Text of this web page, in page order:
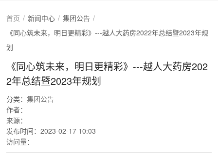
首页 / 新闻中心 / 集团公告 /
《同心筑未来，明日更精彩》---越人大药房2022年总结暨2023年规
划
《同心筑未来，明日更精彩》---越人大药房202
2年总结暨2023年规划
分类：集团公告
作者：
来源：
发布时间：2023-02-17 10:03
访问量：